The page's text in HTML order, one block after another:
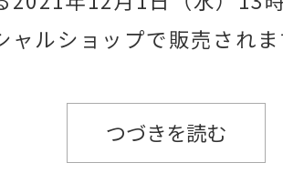
ャルショップで販売され
つづきを読む